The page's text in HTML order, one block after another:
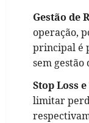
Gestão de
operação,
principal é
sem gestão
Stop Loss
limitar